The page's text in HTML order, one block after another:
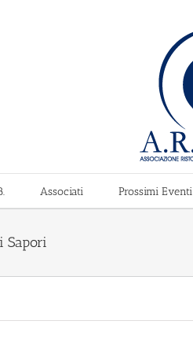
Associati Prossimi Eventi
Sapori